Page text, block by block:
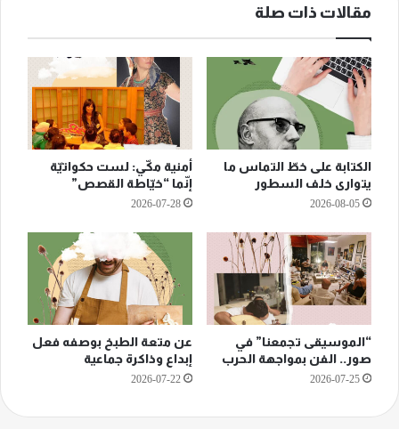
مقالات ذات صلة
الكتابة على خطّ التماس ما
يتوارى خلف السطور
2026-08-05
أمنية مكّي: لست حكواتيّة
إنّما “خيّاطة القصص”
2026-07-28
“الموسيقى تجمعنا” في
صور.. الفن بمواجهة الحرب
2026-07-25
عن متعة الطبخ بوصفه فعل
إبداع وذاكرة جماعية
2026-07-22